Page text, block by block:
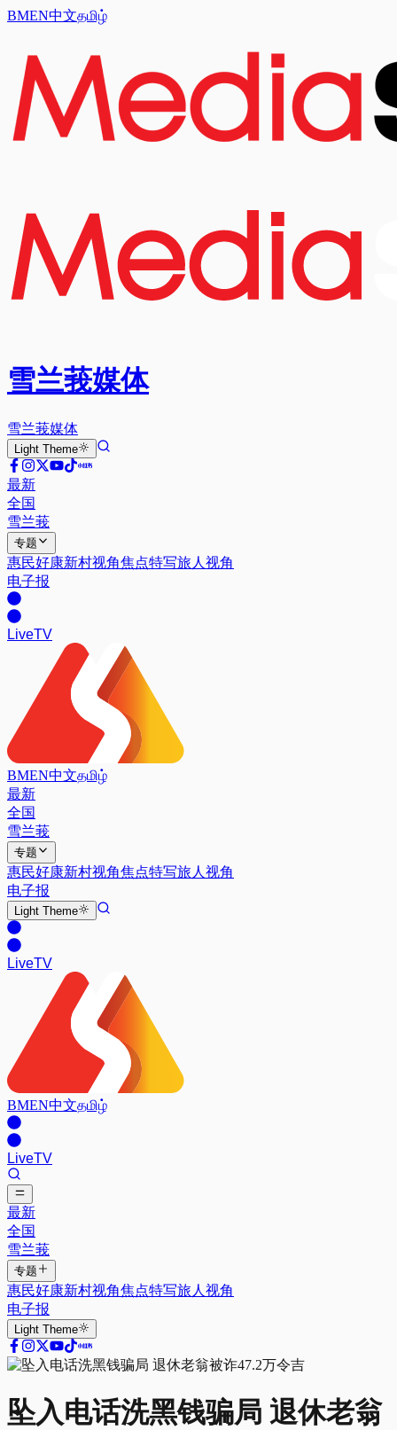
BMEN中文தமிழ்
雪兰莪媒体
雪兰莪媒体
Light Theme
最新
全国
雪兰莪
专题
惠民好康新村视角焦点特写旅人视角
电子报
LiveTV
BMEN中文தமிழ்
最新
全国
雪兰莪
专题
惠民好康新村视角焦点特写旅人视角
电子报
Light Theme
LiveTV
BMEN中文தமிழ்
LiveTV
最新
全国
雪兰莪
专题
惠民好康新村视角焦点特写旅人视角
电子报
Light Theme
坠入电话洗黑钱骗局 退休老翁